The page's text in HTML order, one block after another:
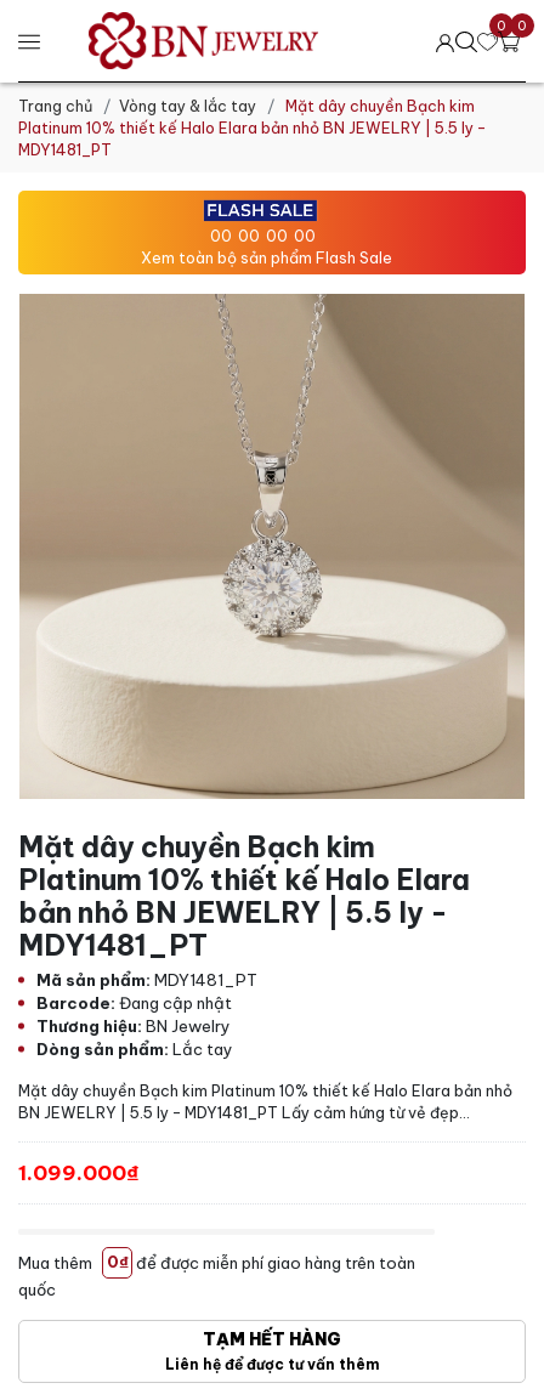
0 0
Trang chủ Vòng tay & lắc tay
Mặt dây chuyền Bạch kim
Platinum 10% thiết kế Halo Elara bản nhỏ BN JEWELRY | 5.5 ly -
MDY1481_PT
00 00 00 00
Xem toàn bộ sản phẩm Flash Sale
Mặt dây chuyền Bạch kim
Platinum 10% thiết kế Halo Elara
bản nhỏ BN JEWELRY | 5.5 ly -
MDY1481_PT
Mã sản phẩm: MDY1481_PT
Barcode: Đang cập nhật
Thương hiệu: BN Jewelry
Dòng sản phẩm: Lắc tay
Mặt dây chuyền Bạch kim Platinum 10% thiết kế Halo Elara bản nhỏ
BN JEWELRY | 5.5 ly - MDY1481_PT Lấy cảm hứng từ vẻ đẹp...
1.099.000₫
Mua thêm 0₫ để được miễn phí giao hàng trên toàn
quốc
TẠM HẾT HÀNG
Liên hệ để được tư vấn thêm